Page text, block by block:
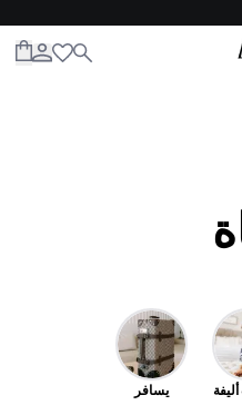
إغلاق
يسافر